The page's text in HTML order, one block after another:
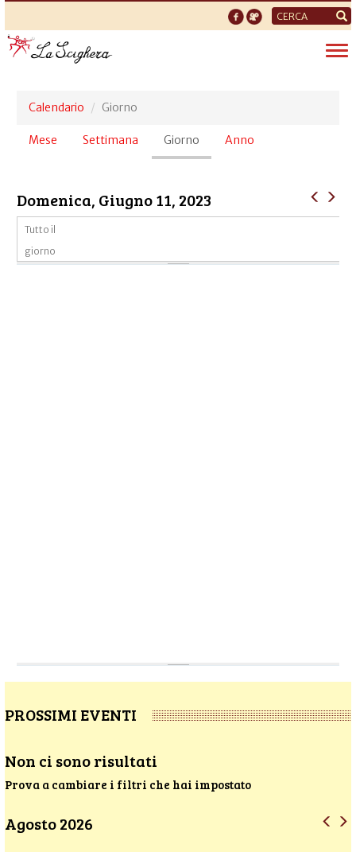
Form
di
ricerca
Calendario Giorno
Schede
Mese Settimana Giorno (scheda
attiva)
Anno
Domenica, Giugno 11, 2023
Tutto il
giorno
PROSSIMI EVENTI
Non ci sono risultati
Prova a cambiare i filtri che hai impostato
Agosto 2026